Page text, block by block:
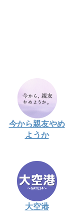
今から親友やめ
ようか
大空港